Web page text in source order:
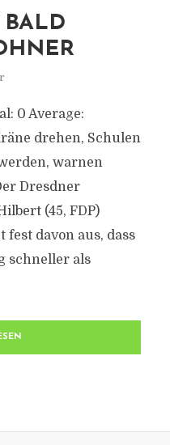
BALD
0 Average:
drehen, Schulen
warnen
Dresdner
(45, FDP)
davon aus, dass
schneller als